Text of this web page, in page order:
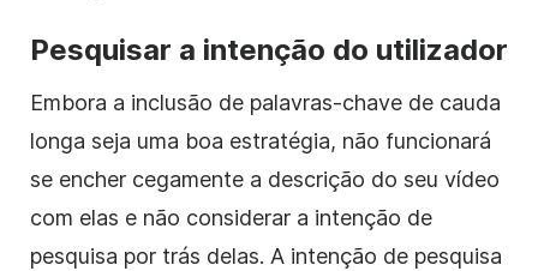
Pesquisar a intenção do utilizador
Embora a inclusão de palavras-chave de cauda
longa seja uma boa estratégia, não funcionará
se encher cegamente a descrição do seu vídeo
com elas e não considerar a intenção de
pesquisa por trás delas. A intenção de pesquisa